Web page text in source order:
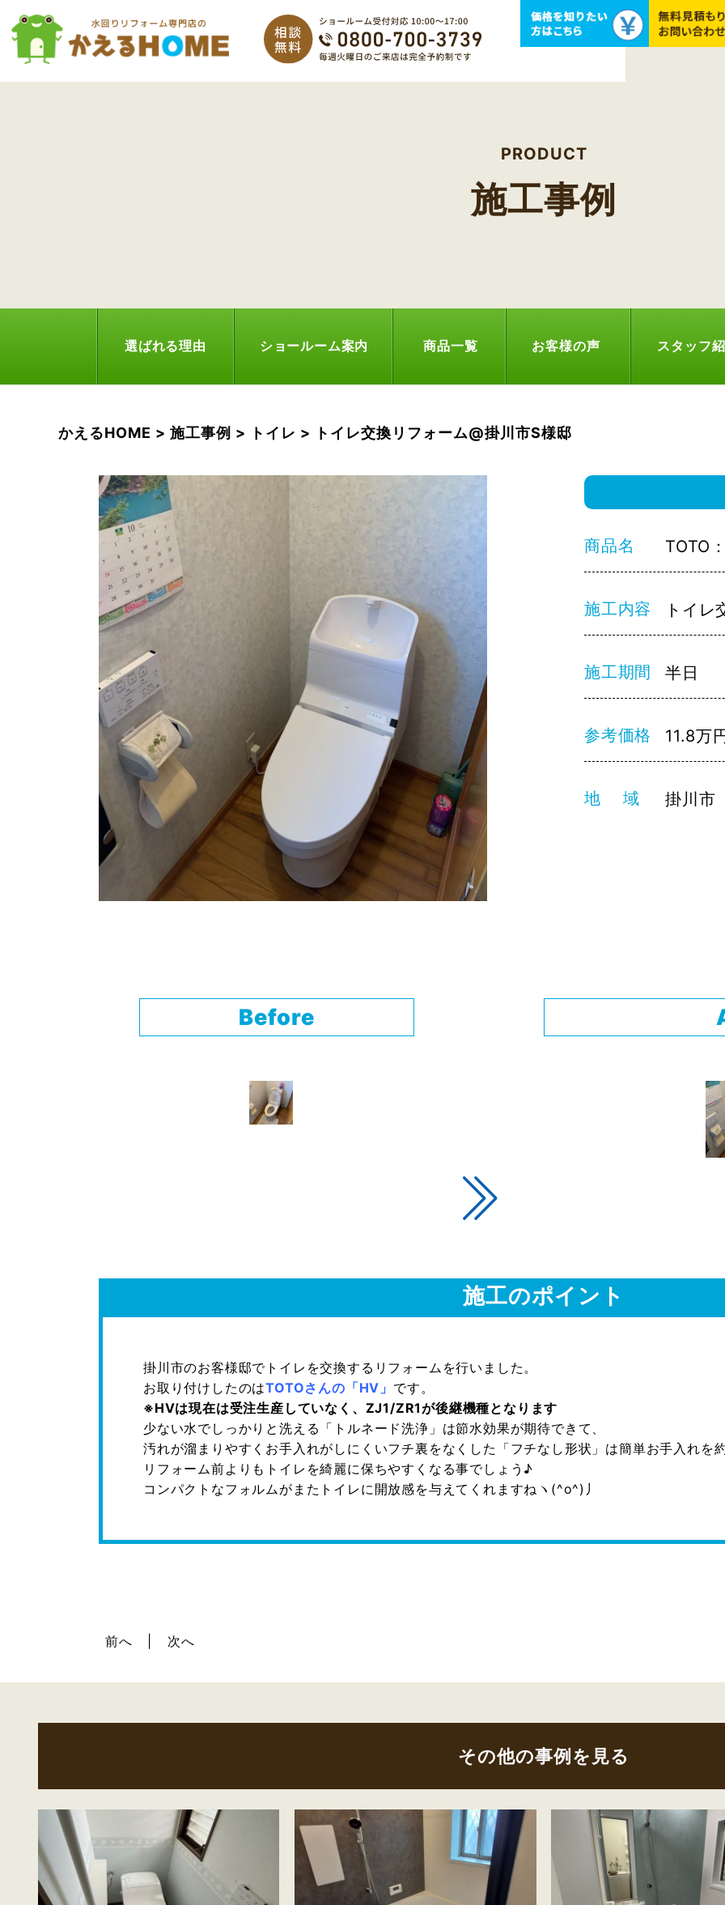
PRODUCT
施工事例
選ばれる理由 ショールーム案内 商品一覧 お客様の声 スタッフ
かえるHOME > 施工事例 > トイレ > トイレ交換リフォーム@掛川市S様邸
商品名 TOTO
施工内容 トイレ
施工期間 半日
参考価格 11.8万
地 域 掛川市
Before
施工のポイント
掛川市のお客様邸でトイレを交換するリフォームを行いました。
お取り付けしたのはTOTOさんの「HV」 です。
※HVは現在は受注生産していなく、ZJ1/ZR1が後継機種となります
少ない水でしっかりと洗える「トルネード洗浄」は節水効果が期待できて、
汚れが溜まりやすくお手入れがしにくいフチ裏をなくした「フチなし形状」は簡単お手入れを
リフォーム前よりもトイレを綺麗に保ちやすくなる事でしょう♪
コンパクトなフォルムがまたトイレに開放感を与えてくれますねヽ(^o^)丿
前へ 次へ
その他の事例を見る